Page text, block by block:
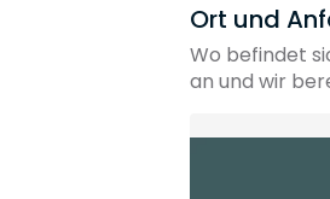
Ort und
Wo befindet
an und wir